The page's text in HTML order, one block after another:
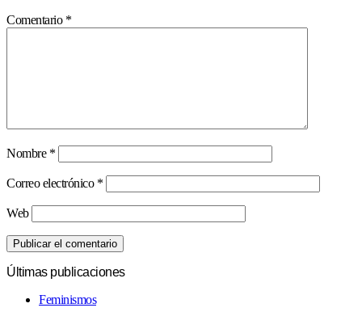
Comentario *
Nombre *
Correo electrónico *
Web
Últimas publicaciones
Feminismos